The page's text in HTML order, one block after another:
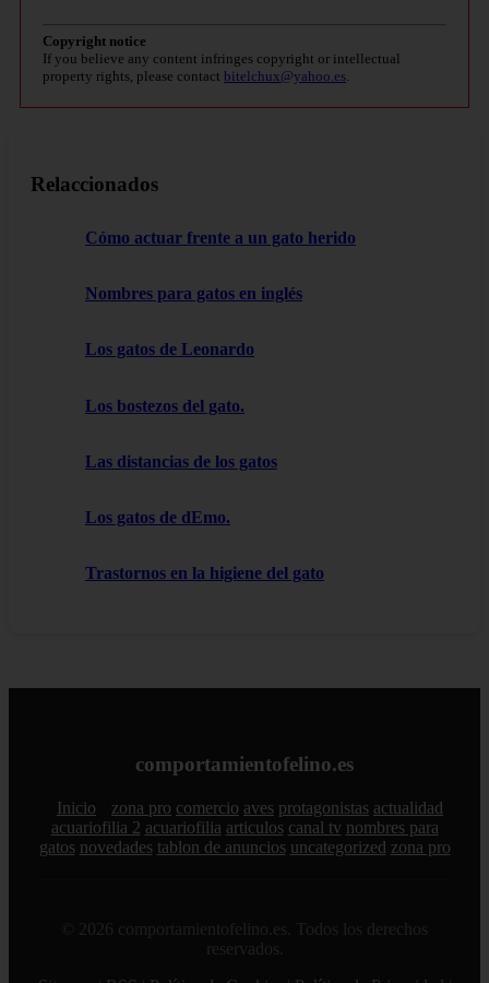
Copyright notice
If you believe any content infringes copyright or intellectual
property rights, please contact bitelchux@yahoo.es.
Relaccionados
Cómo actuar frente a un gato herido
Nombres para gatos en inglés
Los gatos de Leonardo
Los bostezos del gato.
Las distancias de los gatos
Los gatos de dEmo.
Trastornos en la higiene del gato
comportamientofelino.es
Inicio zona pro comercio aves protagonistas actualidad
acuariofilia 2 acuariofilia articulos canal tv nombres para
gatos novedades tablon de anuncios uncategorized zona pro
© 2026 comportamientofelino.es. Todos los derechos
reservados.